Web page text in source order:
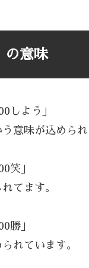
意味
しよう」
意味が込められ
笑」
てます。
勝」
れています。